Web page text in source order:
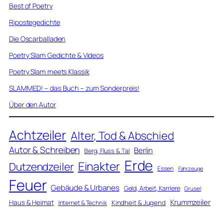
Best of Poetry
Ripostegedichte
Die Oscarballaden
Poetry Slam Gedichte & Videos
Poetry Slam meets Klassik
SLAMMED! – das Buch – zum Sonderpreis!
Über den Autor
Achtzeiler Alter, Tod & Abschied
Autor & Schreiben Berg, Fluss & Tal Berlin
Dutzendzeiler Einakter Erde Essen Fahrzeuge
Feuer Gebäude & Urbanes Geld, Arbeit, Karriere Grusel
Haus & Heimat Internet & Technik Kindheit & Jugend Krummzeiler